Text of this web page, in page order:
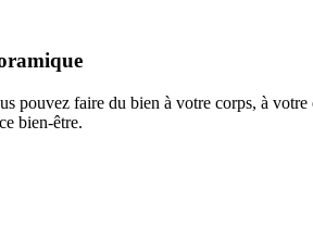
pouvez faire du bien à votre corps, à
bien-être.